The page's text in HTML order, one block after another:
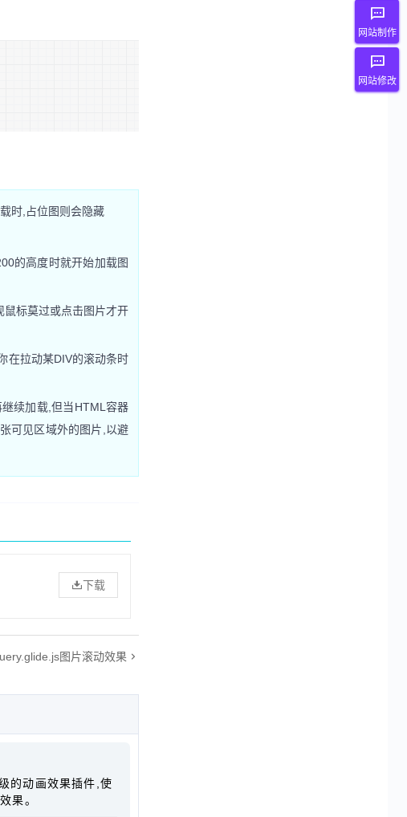
时,占位图则会隐藏
的高度时就开始加载图
标莫过或点击图片才开
在拉动某DIV的滚动条时
续加载,但当HTML容器
可见区域外的图片,以避
下载
图片滚动效果
的动画效果插件,使
果。
网站制作
网站修改